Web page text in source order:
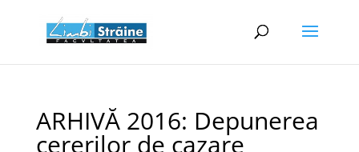
ARHIVĂ 2016: Depunerea
cererilor de cazare